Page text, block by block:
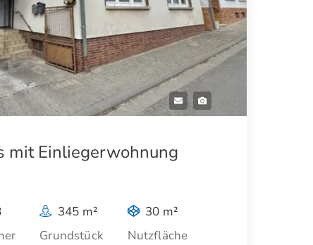
mit Einliegerwohnung
345 m²
Grundstück
30 m²
Nutzfläche